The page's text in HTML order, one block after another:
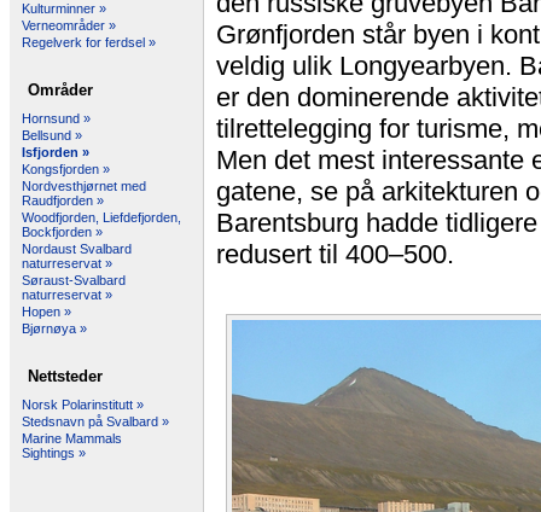
Kulturminner »
Verneområder »
Regelverk for ferdsel »
Områder
Hornsund »
Bellsund »
Isfjorden »
Kongsfjorden »
Nordvesthjørnet med
Raudfjorden »
Woodfjorden, Liefdefjorden,
Bockfjorden »
Nordaust Svalbard
naturreservat »
Søraust-Svalbard
naturreservat »
Hopen »
Bjørnøya »
Nettsteder
Norsk Polarinstitutt »
Stedsnavn på Svalbard »
Marine Mammals
Sightings »
Grønfjorden står byen i
veldig ulik Longyearbyen.
er den dominerende
tilrettelegging for turisme,
Men det mest interessante
gatene, se på arkitekturen
Barentsburg hadde
redusert til 400–500.